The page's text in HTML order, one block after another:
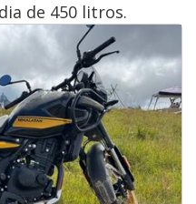
de 450 litros.